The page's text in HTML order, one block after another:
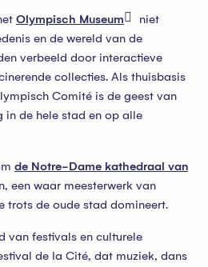
Olympisch Museum
niet
en de wereld van de
verbeeld door interactieve
collecties. Als thuisbasis
Comité is de geest van
de hele stad en op alle
de Notre-Dame kathedraal van
een waar meesterwerk van
trots de oude stad domineert.
van festivals en culturele
de la Cité, dat muziek, dans